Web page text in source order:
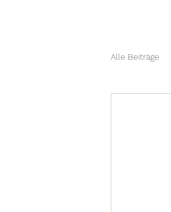
Alle Beiträge